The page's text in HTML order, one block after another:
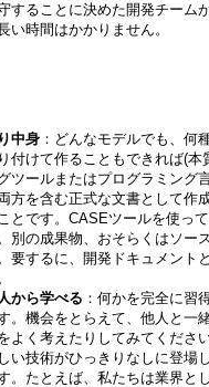
することに決めた開発チーム
い時間はかかりません。
中身 ：どんなモデルでも、何
付けて作ることもできれば(
ツールまたはプログラミング
方を含む正式な文書として作
とです。CASEツールを使っ
別の成果物、おそらくはソー
要するに、開発ドキュメント
から学べる ：何かを完全に習
。機会をとらえて、他人と一
よく考えたりしてみてくださ
い技術がひっきりなしに登場
。たとえば、私たちは業界と